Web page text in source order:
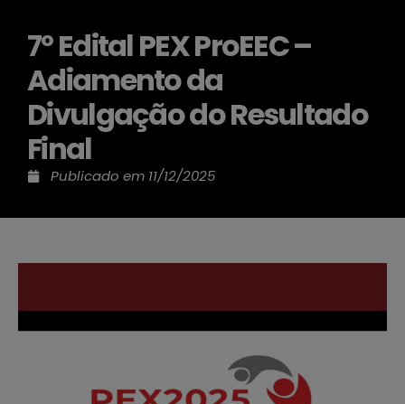
7º Edital PEX ProEEC –
Adiamento da
Divulgação do Resultado
Final
Publicado em 11/12/2025